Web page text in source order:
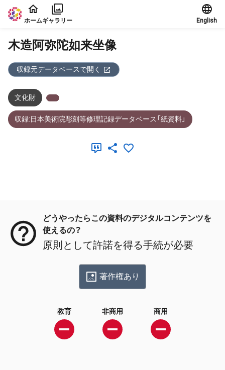
本文に飛ぶ
ホームギャラリー English
木造阿弥陀如来坐像
収録元データベースで開く
文化財
収録:日本美術院彫刻等修理記録データベース「紙資料」
どうやったらこの資料のデジタルコンテンツを
使えるの？
原則として許諾を得る手続が必要
著作権あり
教育 非商用 商用